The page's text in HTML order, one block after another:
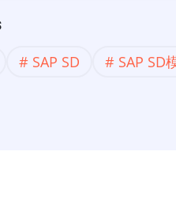
存
【SAP
SAP SAP SD SAP SD